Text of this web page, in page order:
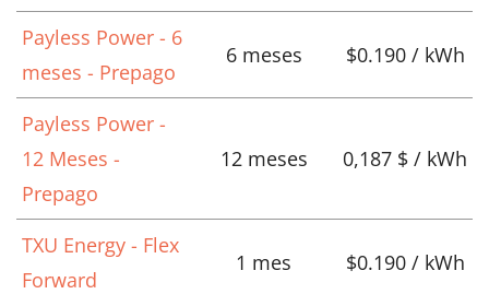
Payless Power - 6
meses - Prepago
6 meses $0.190 / kWh
Payless Power -
12 Meses -
Prepago
12 meses 0,187 $ / kWh
TXU Energy - Flex
Forward
1 mes $0.190 / kWh